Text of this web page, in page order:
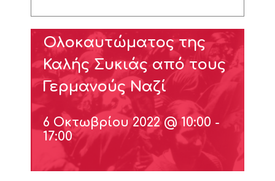
Επετείου
Ολοκαυτώματος της
Καλής Συκιάς από τους
Γερμανούς Ναζί
6 Οκτωβρίου 2022 @ 10:00 -
17:00